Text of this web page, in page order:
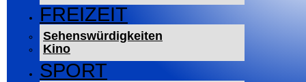
FREIZEIT
Sehenswürdigkeiten
Kino
SPORT